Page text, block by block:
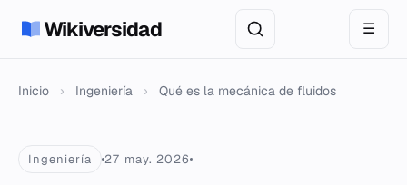
Wikiversidad ☰
Inicio › Ingeniería › Qué es la mecánica de fluidos
Ingeniería 27 may. 2026